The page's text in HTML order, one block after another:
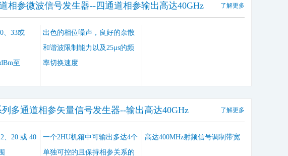
相参微波信号发生器--四通道相参输出高达40GHz 了解更多
、33或
至
出色的相位噪声，良好的杂散
和谐波限制能力以及25μs的频
率切换速度
多通道相参矢量信号发生器--输出高达40GHz 了解更多
、20 或 40
一个2HU机箱中可输出多达4个
单独可控的且保持相参关系的
高达400MHz射频信号调制带宽